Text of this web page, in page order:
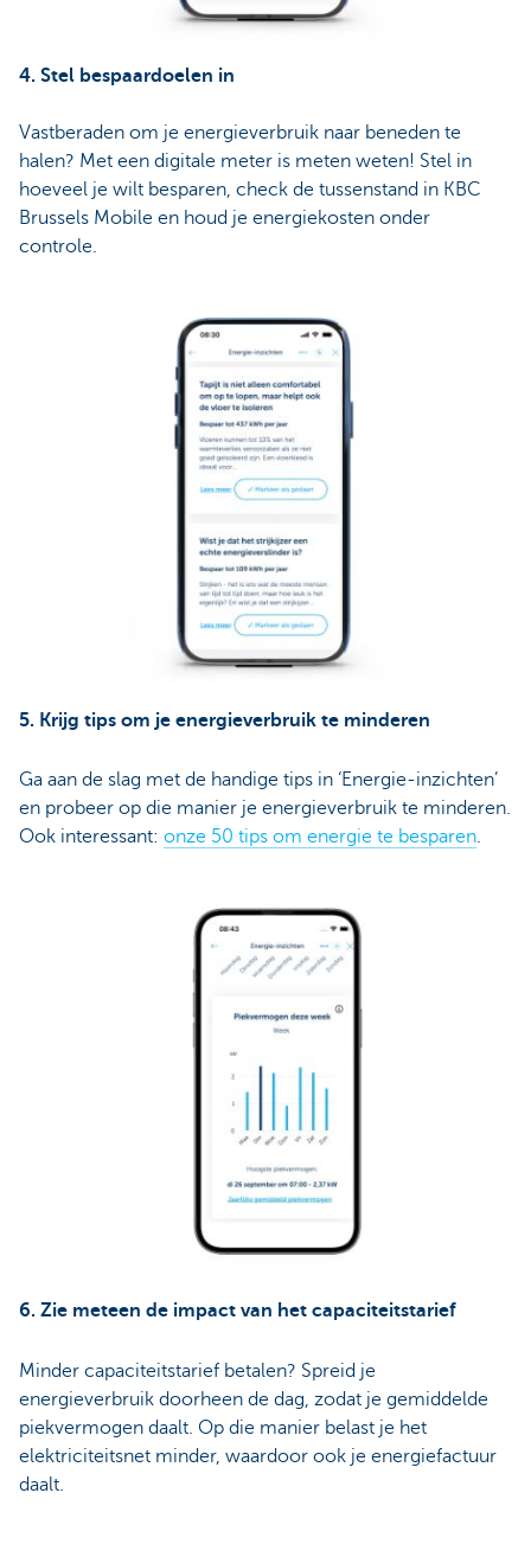
4. Stel bespaardoelen in
Vastberaden om je energieverbruik naar beneden te
halen? Met een digitale meter is meten weten! Stel in
hoeveel je wilt besparen, check de tussenstand in KBC
Brussels Mobile en houd je energiekosten onder
controle.
5. Krijg tips om je energieverbruik te minderen
Ga aan de slag met de handige tips in ‘Energie-inzichten’
en probeer op die manier je energieverbruik te minderen.
Ook interessant: onze 50 tips om energie te besparen.
6. Zie meteen de impact van het capaciteitstarief
Minder capaciteitstarief betalen? Spreid je
energieverbruik doorheen de dag, zodat je gemiddelde
piekvermogen daalt. Op die manier belast je het
elektriciteitsnet minder, waardoor ook je energiefactuur
daalt.